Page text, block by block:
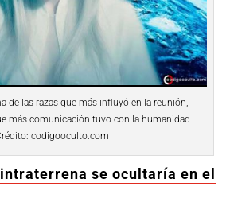
de las razas que más influyó en la reunión,
más comunicación tuvo con la humanidad.
codigooculto.com
se ocultaría en el